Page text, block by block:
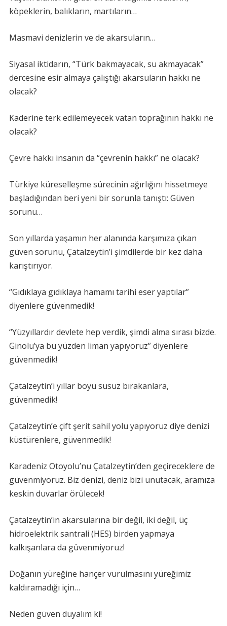
köpeklerin, balıkların, martıların…
Masmavi denizlerin ve de akarsuların…
Siyasal iktidarın, “Türk bakmayacak, su akmayacak”
dercesine esir almaya çalıştığı akarsuların hakkı ne
olacak?
Kaderine terk edilemeyecek vatan toprağının hakkı ne
olacak?
Çevre hakkı insanın da “çevrenin hakkı” ne olacak?
Türkiye küreselleşme sürecinin ağırlığını hissetmeye
başladığından beri yeni bir sorunla tanıştı: Güven
sorunu…
Son yıllarda yaşamın her alanında karşımıza çıkan
güven sorunu, Çatalzeytin’i şimdilerde bir kez daha
karıştırıyor.
“Gıdıklaya gıdıklaya hamamı tarihi eser yaptılar”
diyenlere güvenmedik!
“Yüzyıllardır devlete hep verdik, şimdi alma sırası bizde.
Ginolu’ya bu yüzden liman yapıyoruz” diyenlere
güvenmedik!
Çatalzeytin’i yıllar boyu susuz bırakanlara,
güvenmedik!
Çatalzeytin’e çift şerit sahil yolu yapıyoruz diye denizi
küstürenlere, güvenmedik!
Karadeniz Otoyolu’nu Çatalzeytin’den geçireceklere de
güvenmiyoruz. Biz denizi, deniz bizi unutacak, aramıza
keskin duvarlar örülecek!
Çatalzeytin’in akarsularına bir değil, iki değil, üç
hidroelektrik santrali (HES) birden yapmaya
kalkışanlara da güvenmiyoruz!
Doğanın yüreğine hançer vurulmasını yüreğimiz
kaldıramadığı için…
Neden güven duyalım ki!